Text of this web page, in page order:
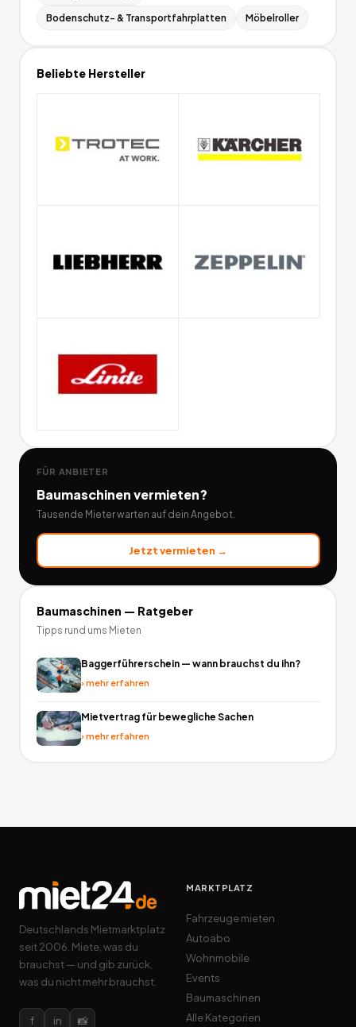
Bodenschutz- & Transportfahrplatten Möbelroller
Beliebte Hersteller
FÜR ANBIETER
Baumaschinenvermieten?
Tausende Mieter warten auf dein Angebot.
Jetzt vermieten →
Baumaschinen — Ratgeber
Tipps rund ums Mieten
Baggerführerschein — wann brauchst du ihn?
›mehr erfahren
Mietvertrag für bewegliche Sachen
›mehr erfahren
Deutschlands Mietmarktplatz
seit 2006. Miete, was du
brauchst — und gib zurück,
was du nicht mehr brauchst.
f in 📸
MARKTPLATZ
Fahrzeuge mieten
Autoabo
Wohnmobile
Events
Baumaschinen
Alle Kategorien